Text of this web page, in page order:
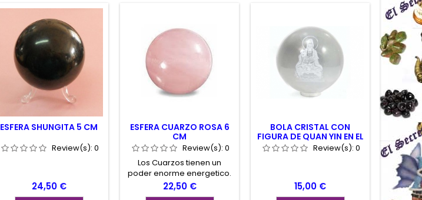
ESFERA SHUNGITA 5 CM
Review(s): 0
Price
24,50 €
ESFERA CUARZO ROSA 6
CM
Review(s): 0
Los Cuarzos tienen un
poder enorme energetico.
Poseen incluso la
capacidad de recargar
Price
22,50 €
BOLA CRISTAL CON
FIGURA DE QUAN YIN EN EL
INTERIOR 5 CM. CON
PEANA
Review(s): 0
Price
15,00 €